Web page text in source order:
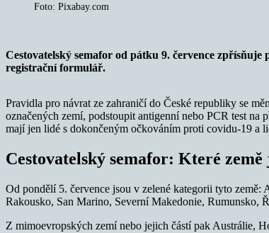
Foto: Pixabay.com
Cestovatelský semafor od pátku 9. července
registrační formulář.
Pravidla pro návrat ze zahraničí do České republiky se
označených zemí, podstoupit antigenní nebo PCR test
mají jen lidé s dokončeným očkováním proti covidu-19 a
Cestovatelský semafor: Které země
Od pondělí 5. července jsou v zelené kategorii tyto
Rakousko, San Marino, Severní Makedonie, Rumunsko,
Z mimoevropských zemí nebo jejich částí pak Austrálie,